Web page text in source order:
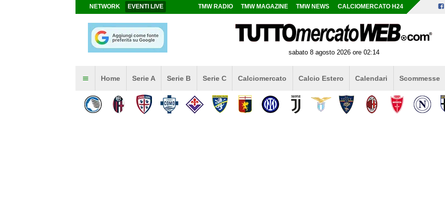
NETWORK EVENTI LIVE TMW RADIO TMW MAGAZINE TMW NEWS CALCIOMERCATO H24
sabato 8 agosto 2026 ore 02:14
Home Serie A Serie B Serie C Calciomercato Calcio Estero Calendari Scommesse